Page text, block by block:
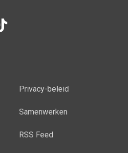
Privacy-beleid
Samenwerken
RSS Feed